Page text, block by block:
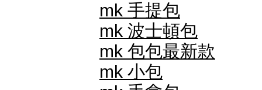
mk 手提包
mk 波士頓包
mk 包包最新款
mk 小包